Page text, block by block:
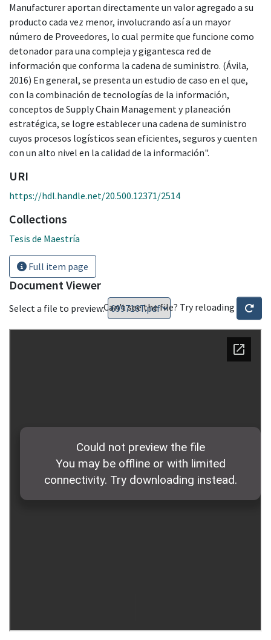
Manufacturer aportan directamente un valor agregado a su
producto cada vez menor, involucrando así a un mayor
número de Proveedores, lo cual permite que funcione como
detonador para una compleja y gigantesca red de
información que conforma la cadena de suministro. (Ávila,
2016) En general, se presenta un estudio de caso en el que,
con la combinación de tecnologías de la información,
conceptos de Supply Chain Management y planeación
estratégica, se logre establecer una cadena de suministro
cuyos procesos logísticos sean eficientes, seguros y cuenten
con un alto nivel en la calidad de la información".
URI
https://hdl.handle.net/20.500.12371/2514
Collections
Tesis de Maestría
Full item page
Document Viewer
Select a file to preview:Can't see the file? Try reloading